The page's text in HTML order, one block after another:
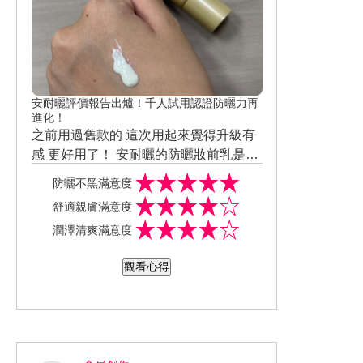
安耐曬評價報告出爐！千人試用認證防曬力再
進化！
之前用過舊款的 這次用起來覺得升級有
感 更好用了！ 安耐曬的防曬妝前乳是白
色的水潤質地 像乳液一樣很好推勻但不
會油膩 很快就吸收了 我很喜歡他沒有潤
色效果也不會泛白 但會讓肌膚看起來較
有光澤！ 這款主打的水凝防禦膜技術、
在每天都要戴口罩出門 抗摩擦非常重要
可以輕鬆完成～卸妝不會構成負擔 如果
防曬不黑滿意度
舒適親膚滿意度
潤澤清爽滿意度
觀看心得